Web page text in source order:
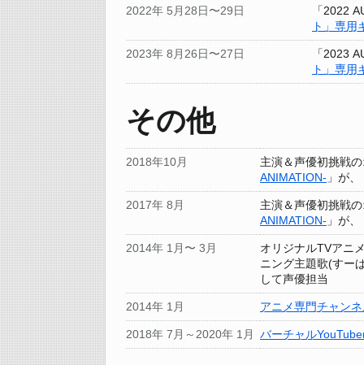
2022年 5月28日〜29日
「2022
ト」専用
2023年 8月26日〜27日
「2023
ト」専用
その他
2018年10月
主演＆声優初挑戦
ANIMATION- 」が、
2017年 8月
主演＆声優初挑戦
ANIMATION- 」が、
2014年 1月〜 3月
オリジナルTVアニ
ニング主題歌(すー
して声優担当
2014年 1月 アニメ専門チャン
2018年 7月～2020年 1月 バーチャル